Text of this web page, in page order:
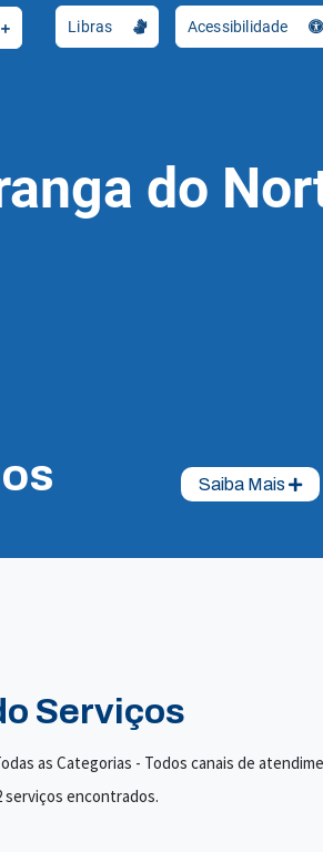
Libras Acessibilidade
do
Saiba Mais
Serviços
as Categorias - Todos canais de
serviços encontrados.